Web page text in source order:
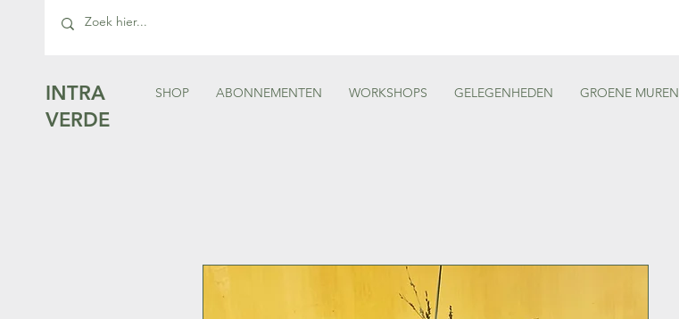
INTRA
VERDE
SHOP ABONNEMENTEN WORKSHOPS GELEGENHEDEN GROENE MUREN